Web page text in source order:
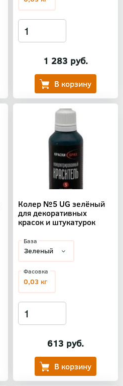
1 283 руб.
Колер №5 UG зелёный
для декоративных
красок и штукатурок
613 руб.
База
Фасовка
0,03 кг